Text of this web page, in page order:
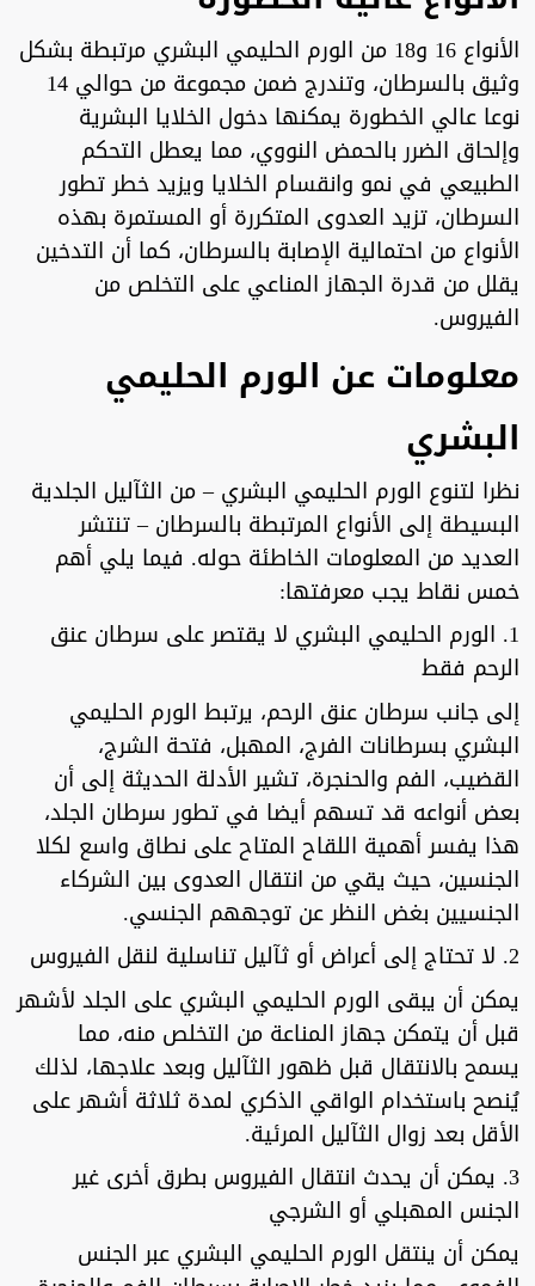
الأنواع 16 و18 من الورم الحليمي البشري مرتبطة بشكل
وثيق بالسرطان، وتندرج ضمن مجموعة من حوالي 14
نوعا عالي الخطورة يمكنها دخول الخلايا البشرية
وإلحاق الضرر بالحمض النووي، مما يعطل التحكم
الطبيعي في نمو وانقسام الخلايا ويزيد خطر تطور
السرطان، تزيد العدوى المتكررة أو المستمرة بهذه
الأنواع من احتمالية الإصابة بالسرطان، كما أن التدخين
يقلل من قدرة الجهاز المناعي على التخلص من
الفيروس.
معلومات عن الورم الحليمي
البشري
نظرا لتنوع الورم الحليمي البشري – من الثآليل الجلدية
البسيطة إلى الأنواع المرتبطة بالسرطان – تنتشر
العديد من المعلومات الخاطئة حوله. فيما يلي أهم
خمس نقاط يجب معرفتها:
1. الورم الحليمي البشري لا يقتصر على سرطان عنق
الرحم فقط
إلى جانب سرطان عنق الرحم، يرتبط الورم الحليمي
البشري بسرطانات الفرج، المهبل، فتحة الشرج،
القضيب، الفم والحنجرة، تشير الأدلة الحديثة إلى أن
بعض أنواعه قد تسهم أيضا في تطور سرطان الجلد،
هذا يفسر أهمية اللقاح المتاح على نطاق واسع لكلا
الجنسين، حيث يقي من انتقال العدوى بين الشركاء
الجنسيين بغض النظر عن توجههم الجنسي.
2. لا تحتاج إلى أعراض أو ثآليل تناسلية لنقل الفيروس
يمكن أن يبقى الورم الحليمي البشري على الجلد لأشهر
قبل أن يتمكن جهاز المناعة من التخلص منه، مما
يسمح بالانتقال قبل ظهور الثآليل وبعد علاجها، لذلك
يُنصح باستخدام الواقي الذكري لمدة ثلاثة أشهر على
الأقل بعد زوال الثآليل المرئية.
3. يمكن أن يحدث انتقال الفيروس بطرق أخرى غير
الجنس المهبلي أو الشرجي
يمكن أن ينتقل الورم الحليمي البشري عبر الجنس